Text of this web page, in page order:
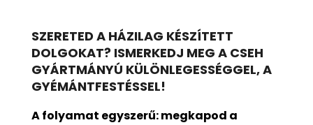
SZERETED A HÁZILAG KÉSZÍTETT
DOLGOKAT? ISMERKEDJ MEG A CSEH
GYÁRTMÁNYÚ KÜLÖNLEGESSÉGGEL, A
GYÉMÁNTFESTÉSSEL!
A folyamat egyszerű: megkapod a